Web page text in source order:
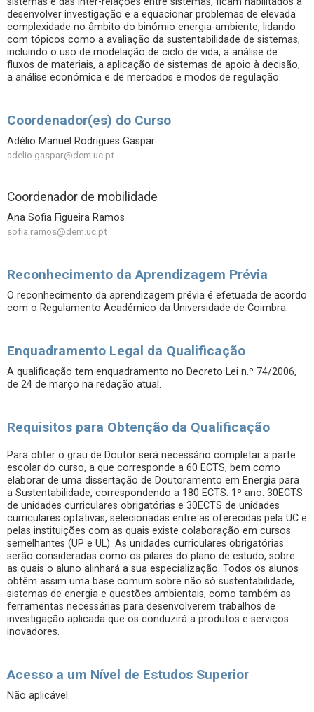
desenvolver investigação e a equacionar problemas de elevada
complexidade no âmbito do binómio energia-ambiente, lidando
com tópicos como a avaliação da sustentabilidade de sistemas,
incluindo o uso de modelação de ciclo de vida, a análise de
fluxos de materiais, a aplicação de sistemas de apoio à decisão,
a análise económica e de mercados e modos de regulação.
Coordenador(es) do Curso
Adélio Manuel Rodrigues Gaspar
adelio.gaspar@dem.uc.pt
Coordenador de mobilidade
Ana Sofia Figueira Ramos
sofia.ramos@dem.uc.pt
Reconhecimento da Aprendizagem Prévia
O reconhecimento da aprendizagem prévia é efetuada de acordo
com o Regulamento Académico da Universidade de Coimbra.
Enquadramento Legal da Qualificação
A qualificação tem enquadramento no Decreto Lei n.º 74/2006,
de 24 de março na redação atual.
Requisitos para Obtenção da Qualificação
Para obter o grau de Doutor será necessário completar a parte
escolar do curso, a que corresponde a 60 ECTS, bem como
elaborar de uma dissertação de Doutoramento em Energia para
a Sustentabilidade, correspondendo a 180 ECTS. 1º ano: 30ECTS
de unidades curriculares obrigatórias e 30ECTS de unidades
curriculares optativas, selecionadas entre as oferecidas pela UC e
pelas instituições com as quais existe colaboração em cursos
semelhantes (UP e UL). As unidades curriculares obrigatórias
serão consideradas como os pilares do plano de estudo, sobre
as quais o aluno alinhará a sua especialização. Todos os alunos
obtêm assim uma base comum sobre não só sustentabilidade,
sistemas de energia e questões ambientais, como também as
ferramentas necessárias para desenvolverem trabalhos de
investigação aplicada que os conduzirá a produtos e serviços
inovadores.
Acesso a um Nível de Estudos Superior
Não aplicável.